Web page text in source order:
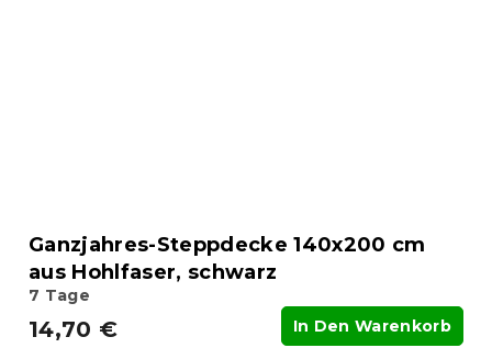
Ganzjahres-Steppdecke 140x200 cm
aus Hohlfaser, schwarz
7 Tage
14,70 € In Den Warenkorb